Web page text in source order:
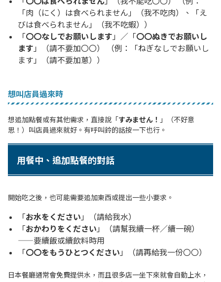
「肉（にく）は食べられません」（我不吃肉）、「え
びは食べられません」（我不吃蝦））
「〇〇なしでお願いします 」／「〇〇ぬきでお願いし
ます 」（請不要加〇〇） （例：「ねぎなしでお願いし
ます」（請不要加蔥））
想叫店員過來時
想追加點餐或有其他需求，直接說「すみません！ 」（不好意
思！）叫店員過來就好。有呼叫鈴的話按一下也行。
用餐中、追加點餐的對話
開始吃之後，也可能需要追加東西或提出一些小要求。
「お水をください 」（請給我水）
「おかわりをください 」（請幫我續一杯／續一碗）
——要續飯或續飲料時用
「〇〇をもうひとつください 」（請再給我一份〇〇）
日本餐廳通常會免費提供水，而且很多店一坐下來就會自動上水，